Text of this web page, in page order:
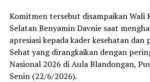
Komitmen tersebut disampaikan Wali
Selatan Benyamin Davnie saat
apresiasi kepada kader kesehatan dan
Sehat yang dirangkaikan dengan
Nasional 2026 di Aula Blandongan,
Senin (22/6/2026).